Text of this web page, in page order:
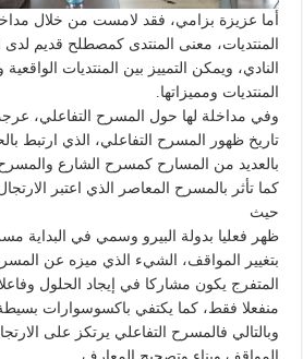
أما عزيزة بزامي، فقد لامست من خلال
المنتديات، معنى المنتدى كمصطلح قديم لدى
النادي، ويمكن التمييز بين المنتديات الواقعية
المنتديات ومميزاتها.
وفي مداخلة لها حول المسرح التفاعلي،
تاريخ ظهور المسرح التفاعلي، الذي ارتبط
بالعديد من المسارح كمسرح الشارع
كما تأثر بالمسرح المعاصر الذي اعتبر
حيث
ظهر فعليا بدولة البيرو وسمي في البداية
بتغيير المواقف، الشيء الذي ميزه عن
المتفرج يكون مشاركا في إيجاد الحلول
منفعلا فقط، كما يكتفي باكسوسوارات
وبالتالي فالمسرح التفاعلي يرتكز على